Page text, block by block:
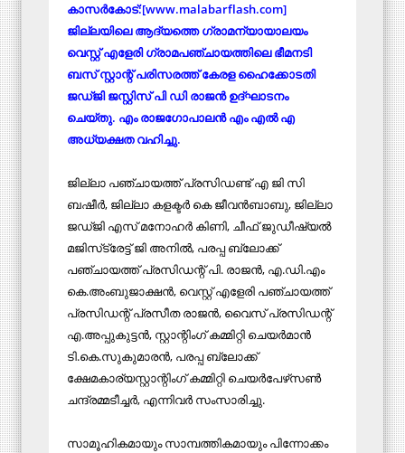
കാസര്‍കോട്:[www.malabarflash.com]
ജില്ലയിലെ ആദ്യത്തെ ഗ്രാമന്യായാലയം
വെസ്റ്റ് എളേരി ഗ്രാമപഞ്ചായത്തിലെ ഭീമനടി
ബസ് സ്റ്റാന്റ് പരിസരത്ത് കേരള ഹൈക്കോടതി
ജഡ്ജി ജസ്റ്റിസ് പി ഡി രാജന്‍ ഉദ്ഘാടനം
ചെയ്തു. എം രാജഗോപാലന്‍ എം എല്‍ എ
അധ്യക്ഷത വഹിച്ചു.
ജില്ലാ പഞ്ചായത്ത് പ്രസിഡണ്ട് എ ജി സി
ബഷീര്‍, ജില്ലാ കളക്ടര്‍ കെ ജീവന്‍ബാബു, ജില്ലാ
ജഡ്ജി എസ് മനോഹര്‍ കിണി, ചീഫ് ജുഡീഷ്യല്‍
മജിസ്‌ട്രേട്ട് ജി അനില്‍, പരപ്പ ബ്ലോക്ക്
പഞ്ചായത്ത് പ്രസിഡന്റ് പി. രാജന്‍, എ.ഡി.എം
കെ.അംബുജാക്ഷന്‍, വെസ്റ്റ് എളേരി പഞ്ചായത്ത്
പ്രസിഡന്റ് പ്രസീത രാജന്‍, വൈസ് പ്രസിഡന്റ്
എ.അപ്പുകുട്ടന്‍, സ്റ്റാന്റിംഗ് കമ്മിറ്റി ചെയര്‍മാന്‍
ടി.കെ.സുകുമാരന്‍, പരപ്പ ബ്ലോക്ക്
ക്ഷേമകാര്യസ്റ്റാന്റിംഗ് കമ്മിറ്റി ചെയര്‍പേഴ്‌സണ്‍
ചന്ദ്രമ്മടീച്ചര്‍, എന്നിവര്‍ സംസാരിച്ചു.
സാമൂഹികമായും സാമ്പത്തികമായും പിന്നോക്കം